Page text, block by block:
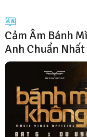
Cảm Âm Bánh
Anh Chuẩn Nhất